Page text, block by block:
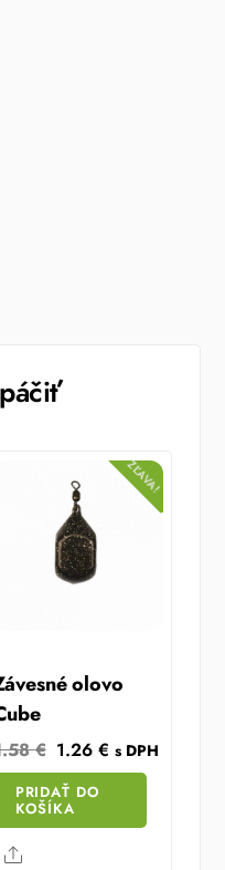
ZĽAVA!
olovo
€ Original
price
was:
1.26€ Current
price
s DPH
PRIDAŤ DO
KOŠÍKA
Share